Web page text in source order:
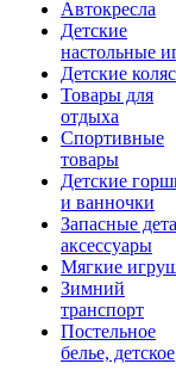
Автокресла
Детские
настольные
Детские
Товары для
отдыха
Спортивные
товары
Детские
и ванночки
Запасные
аксессуары
Мягкие
Зимний
транспорт
Постельное
белье, детское